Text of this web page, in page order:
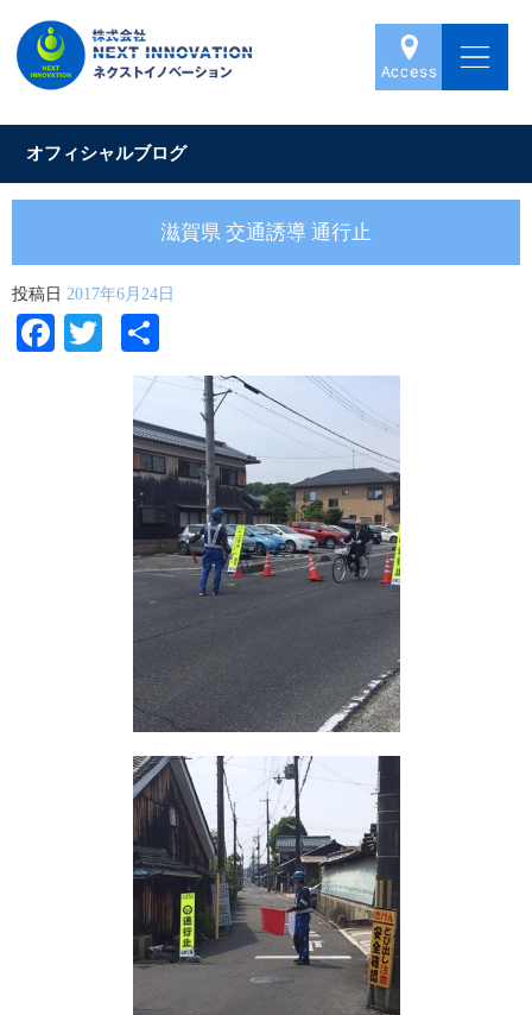
オフィシャルブログ
滋賀県 交通誘導 通行止
投稿日 2017年6月24日
Facebook
Twitter
有